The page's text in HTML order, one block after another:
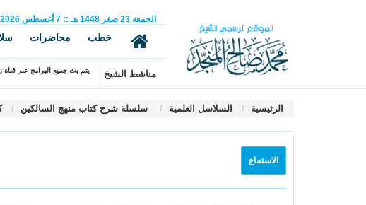
الجمعة 23 صفر 1448 هـ ::
7 أغسطس 2026 م
خطب محاضرات
مناشط الشيخ يتم بث جميع البرامج عبر قناة
الرئيسية السلاسل العلمية سلسلة شرح كتاب منهج السالكين
الاستماع